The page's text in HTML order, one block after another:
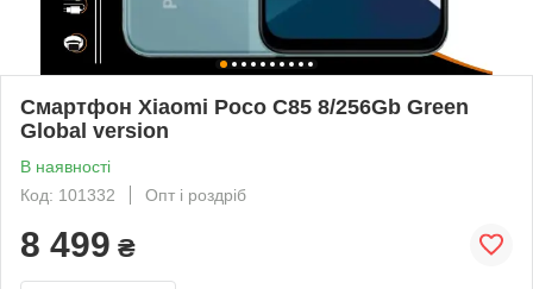
Смартфон Xiaomi Poco C85 8/256Gb Green
Global version
В наявності
Код: 101332
Опт і роздріб
8 499 ₴